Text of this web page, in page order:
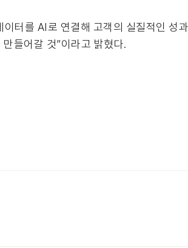
터를 AI로 연결해 고객의 실질적인 성
들어갈 것”이라고 밝혔다.